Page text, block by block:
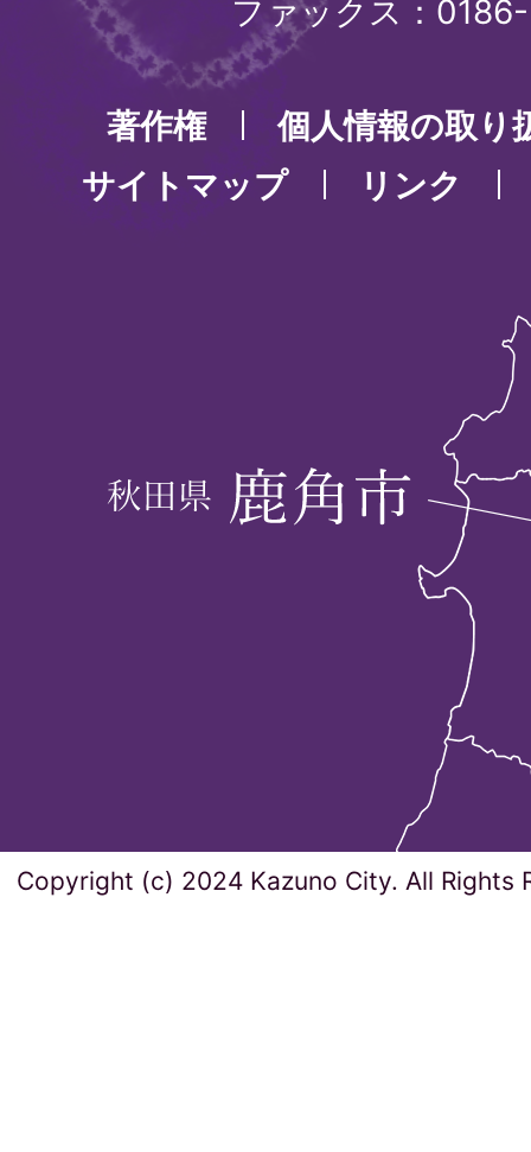
ファックス：
著作権
個人情報の取り
サイトマップ
リンク
Copyright (c) 2024 Kazuno City. All Rights